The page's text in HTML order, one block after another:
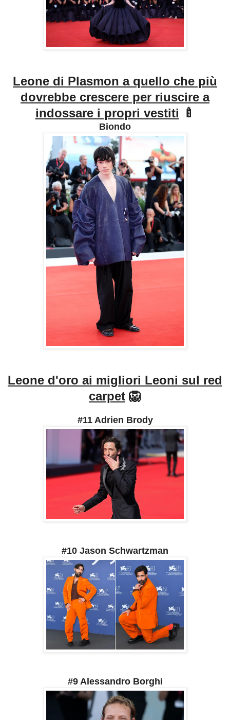
Leone di Plasmon a quello che più
dovrebbe crescere per riuscire a
indossare i propri vestiti 🍼
Biondo
Leone d'oro ai migliori Leoni sul red
carpet 🦁
#11 Adrien Brody
#10 Jason Schwartzman
#9 Alessandro Borghi